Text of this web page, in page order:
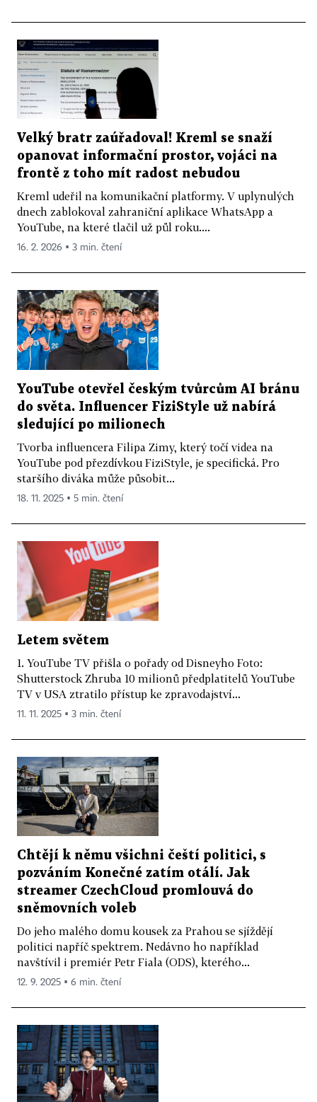
Velký bratr zaúřadoval! Kreml se snaží
opanovat informační prostor, vojáci na
frontě z toho mít radost nebudou
Kreml udeřil na komunikační platformy. V uplynulých
dnech zablokoval zahraniční aplikace WhatsApp a
YouTube, na které tlačil už půl roku....
16. 2. 2026 ▪ 3 min. čtení
YouTube otevřel českým tvůrcům AI bránu
do světa. Influencer FiziStyle už nabírá
sledující po milionech
Tvorba influencera Filipa Zimy, který točí videa na
YouTube pod přezdívkou FiziStyle, je specifická. Pro
staršího diváka může působit...
18. 11. 2025 ▪ 5 min. čtení
Letem světem
1. YouTube TV přišla o pořady od Disneyho Foto:
Shutterstock Zhruba 10 milionů předplatitelů YouTube
TV v USA ztratilo přístup ke zpravodajství...
11. 11. 2025 ▪ 3 min. čtení
Chtějí k němu všichni čeští politici, s
pozváním Konečné zatím otálí. Jak
streamer CzechCloud promlouvá do
sněmovních voleb
Do jeho malého domu kousek za Prahou se sjíždějí
politici napříč spektrem. Nedávno ho například
navštívil i premiér Petr Fiala (ODS), kterého...
12. 9. 2025 ▪ 6 min. čtení